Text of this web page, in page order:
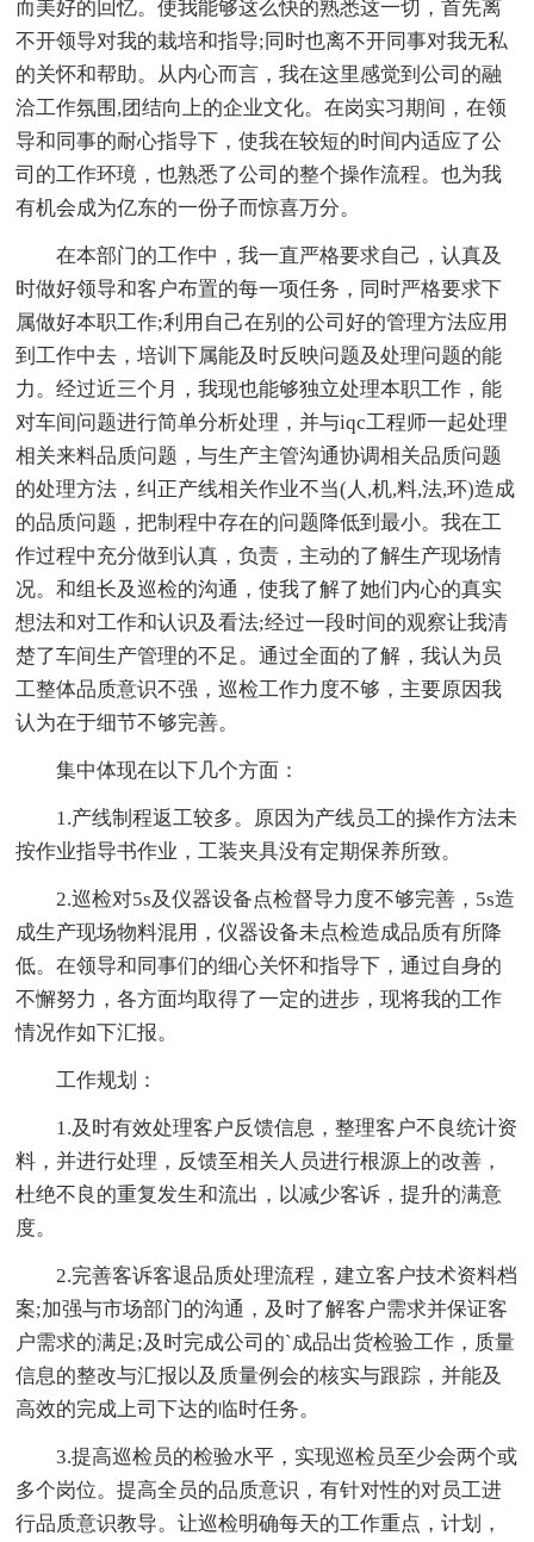
而美好的回忆。使我能够这么快的熟悉这一切，首先离
不开领导对我的栽培和指导;同时也离不开同事对我无私
的关怀和帮助。从内心而言，我在这里感觉到公司的融
洽工作氛围,团结向上的企业文化。在岗实习期间，在领
导和同事的耐心指导下，使我在较短的时间内适应了公
司的工作环璄，也熟悉了公司的整个操作流程。也为我
有机会成为亿东的一份子而惊喜万分。
在本部门的工作中，我一直严格要求自己，认真及
时做好领导和客户布置的每一项任务，同时严格要求下
属做好本职工作;利用自己在别的公司好的管理方法应用
到工作中去，培训下属能及时反映问题及处理问题的能
力。经过近三个月，我现也能够独立处理本职工作，能
对车间问题进行简单分析处理，并与iqc工程师一起处理
相关来料品质问题，与生产主管沟通协调相关品质问题
的处理方法，纠正产线相关作业不当(人,机,料,法,环)造成
的品质问题，把制程中存在的问题降低到最小。我在工
作过程中充分做到认真，负责，主动的了解生产现场情
况。和组长及巡检的沟通，使我了解了她们内心的真实
想法和对工作和认识及看法;经过一段时间的观察让我清
楚了车间生产管理的不足。通过全面的了解，我认为员
工整体品质意识不强，巡检工作力度不够，主要原因我
认为在于细节不够完善。
集中体现在以下几个方面：
1.产线制程返工较多。原因为产线员工的操作方法未
按作业指导书作业，工装夹具没有定期保养所致。
2.巡检对5s及仪器设备点检督导力度不够完善，5s造
成生产现场物料混用，仪器设备未点检造成品质有所降
低。在领导和同事们的细心关怀和指导下，通过自身的
不懈努力，各方面均取得了一定的进步，现将我的工作
情况作如下汇报。
工作规划：
1.及时有效处理客户反馈信息，整理客户不良统计资
料，并进行处理，反馈至相关人员进行根源上的改善，
杜绝不良的重复发生和流出，以减少客诉，提升的满意
度。
2.完善客诉客退品质处理流程，建立客户技术资料档
案;加强与市场部门的沟通，及时了解客户需求并保证客
户需求的满足;及时完成公司的`成品出货检验工作，质量
信息的整改与汇报以及质量例会的核实与跟踪，并能及
高效的完成上司下达的临时任务。
3.提高巡检员的检验水平，实现巡检员至少会两个或
多个岗位。提高全员的品质意识，有针对性的对员工进
行品质意识教导。让巡检明确每天的工作重点，计划，